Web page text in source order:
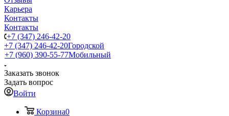
Карьера
Контакты
Контакты
+7 (347) 246-42-20
+7 (347) 246-42-20Городской
+7 (960) 390-55-77Мобильный
Заказать звонок
Задать вопрос
Войти
Корзина0